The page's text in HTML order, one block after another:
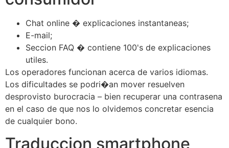
Chat online � explicaciones instantaneas;
E-mail;
Seccion FAQ � contiene 100's de explicaciones
utiles.
Los operadores funcionan acerca de varios idiomas.
Los dificultades se podri�an mover resuelven
desprovisto burocracia – bien recuperar una contrasena
en el caso de que nos lo olvidemos concretar esencia
de cualquier bono.
Traduccion smartphone